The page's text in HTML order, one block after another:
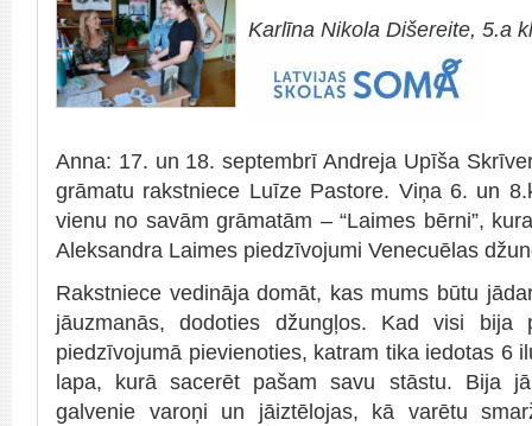
Karlīna Nikola Dišereite, 5.a
Anna: 17. un 18. septembrī Andreja Upīša
grāmatu rakstniece Luīze Pastore. Viņa 6. un
vienu no savām grāmatām – “Laimes bērni”,
Aleksandra Laimes piedzīvojumi Venecuēlas
Rakstniece vedināja domāt, kas mums būtu
jāuzmanās, dodoties džungļos. Kad visi bija
piedzīvojumā pievienoties, katram tika iedotas 6
lapa, kurā sacerēt pašam savu stāstu. Bija
galvenie varoņi un jāiztēlojas, kā varētu